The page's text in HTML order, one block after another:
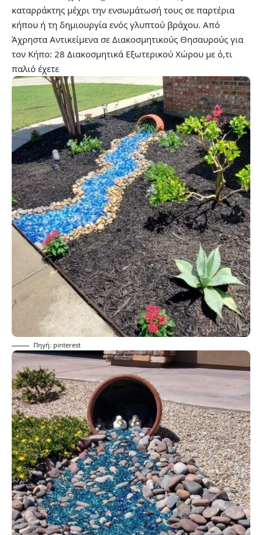
καταρράκτης μέχρι την ενσωμάτωσή τους σε παρτέρια
κήπου ή τη δημιουργία ενός γλυπτού βράχου. Από
Άχρηστα Αντικείμενα σε Διακοσμητικούς Θησαυρούς για
τον Κήπο: 28 Διακοσμητικά Εξωτερικού Χώρου με ό,τι
παλιό έχετε
Πηγή: pinterest